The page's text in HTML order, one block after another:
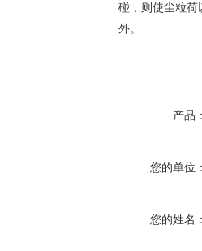
碰，则使尘粒荷
外。
产品：
您的单位：
您的姓名：